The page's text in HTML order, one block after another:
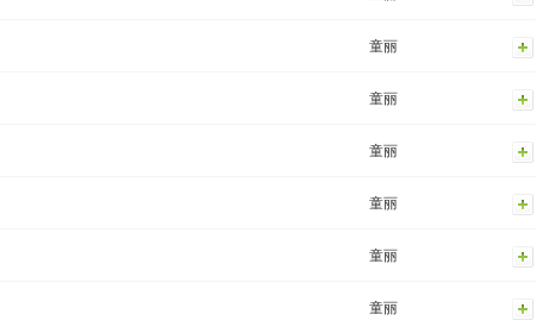
童丽
童丽
童丽
童丽
童丽
童丽